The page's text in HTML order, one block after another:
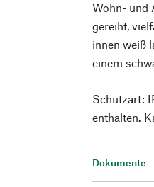
Wohn- und
gereiht,
innen weiß
einem
Schutzart:
enthalten.
Dokumente